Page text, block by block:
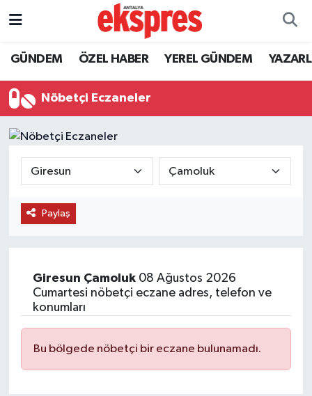
GÜNDEM ÖZEL HABER YEREL GÜNDEM
Nöbetçi Eczaneler
Paylaş
Giresun Çamoluk08 Ağustos 2026
Cumartesi nöbetçi eczane adres, telefon ve
konumları
Bu bölgede nöbetçi bir eczane bulunamadı.
ÖZEL HABER
EKONOMİ
SAĞLIK
EĞİTİM
Nöbetçi Eczaneler
Süper Lig Puan Durumu ve Fikstür